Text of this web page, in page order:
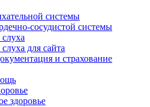
системы
сосудистой системы
для сайта
и страхование
здоровье